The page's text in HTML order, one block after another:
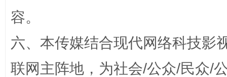
容。
六、本传媒结合现代网络科技影
联网主阵地，为社会/公众/民众/